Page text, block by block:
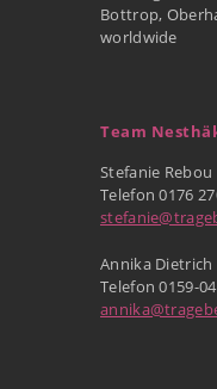
Bottrop,
worldwide
Team
Stefanie Rebou
Telefon 0176
Annika Dietrich
Telefon 0159-